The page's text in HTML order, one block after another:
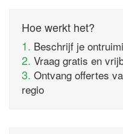
Hoe werkt het?
1. Beschrijf je
2. Vraag gratis en
3. Ontvang offertes
regio